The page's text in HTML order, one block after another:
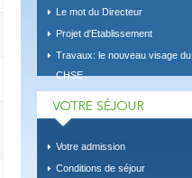
Le mot du Directeur
Projet d'Etablissement
Travaux: le nouveau visage du
CHSE
Votre admission
Conditions de séjour